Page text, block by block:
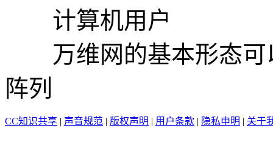
计算机用户
万维网的基本形态可
阵列
CC知识共享 | 声音规范 | 版权声明 | 用户条款 | 隐私申明 | 关于